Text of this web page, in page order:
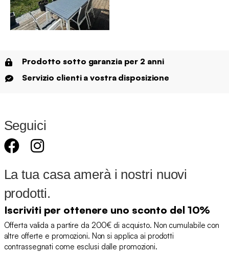
Prodotto sotto garanzia per 2 anni
Servizio clienti a vostra disposizione
Seguici
La tua casa amerà i nostri nuovi
prodotti.
Iscriviti per ottenere uno sconto del 10%
Offerta valida a partire da 200€ di acquisto. Non cumulabile con
altre offerte e promozioni. Non si applica ai prodotti
contrassegnati come esclusi dalle promozioni.